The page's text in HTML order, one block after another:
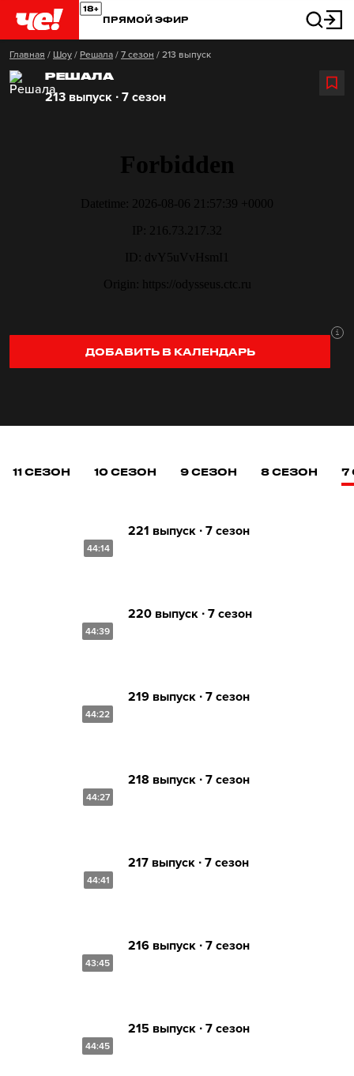
ПРЯМОЙ ЭФИР
Главная / Шоу / Решала / 7 сезон / 213 выпуск
РЕШАЛА
213 выпуск ∙ 7 сезон
ДОБАВИТЬ В КАЛЕНДАРЬ
11 СЕЗОН 10 СЕЗОН 9 СЕЗОН 8 СЕЗОН 7
44:14
221 выпуск ∙ 7 сезон
44:39
220 выпуск ∙ 7 сезон
44:22
219 выпуск ∙ 7 сезон
44:27
218 выпуск ∙ 7 сезон
44:41
217 выпуск ∙ 7 сезон
43:45
216 выпуск ∙ 7 сезон
44:45
215 выпуск ∙ 7 сезон